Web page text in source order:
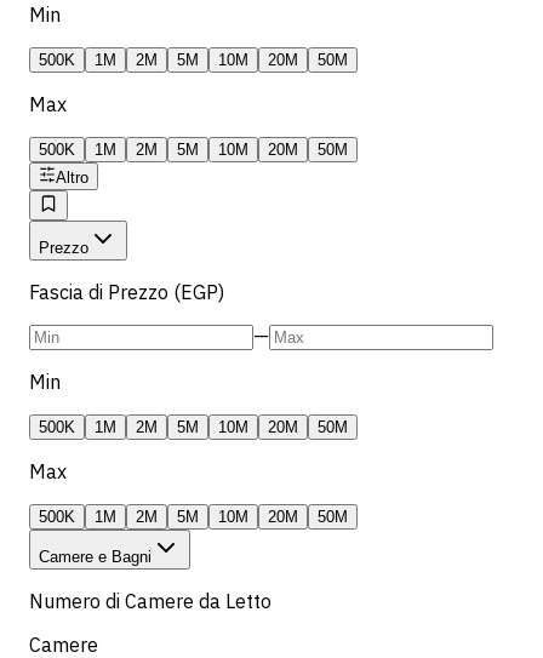
Min
500K 1M 2M 5M 10M 20M 50M
Max
500K 1M 2M 5M 10M 20M
50M
Altro
Prezzo
Fascia di Prezzo (EGP)
—
Min
500K 1M 2M 5M 10M 20M 50M
Max
500K 1M 2M 5M 10M 20M 50M
Camere e Bagni
Numero di Camere da Letto
Camere